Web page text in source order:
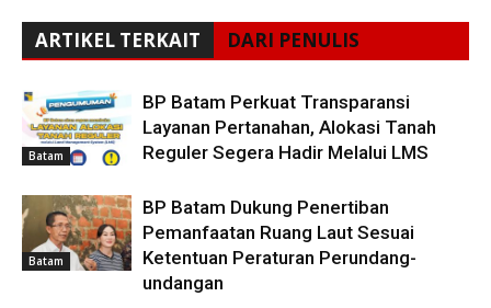
ARTIKEL TERKAIT DARI PENULIS
Batam
BP Batam Perkuat Transparansi
Layanan Pertanahan, Alokasi Tanah
Reguler Segera Hadir Melalui LMS
Batam
BP Batam Dukung Penertiban
Pemanfaatan Ruang Laut Sesuai
Ketentuan Peraturan Perundang-
undangan